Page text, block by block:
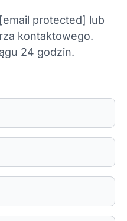
[email protected] lub
kontaktowego.
24 godzin.